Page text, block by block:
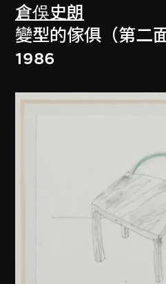
倉俁史朗
變型的傢俱（第二面
1986